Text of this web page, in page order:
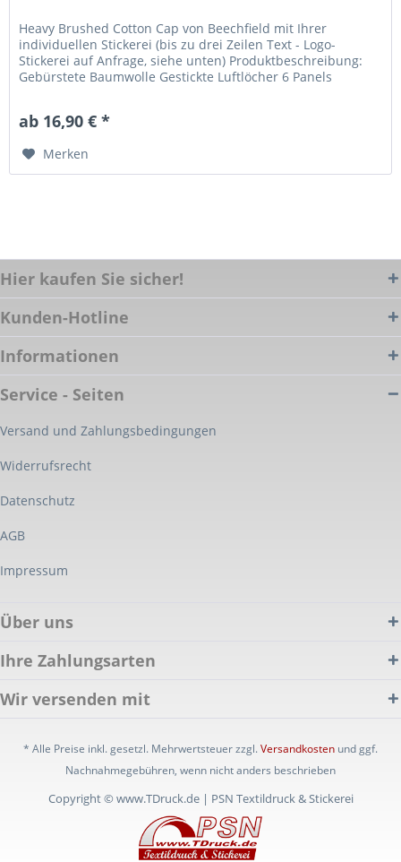
Heavy Brushed Cotton Cap von Beechfield mit Ihrer
individuellen Stickerei (bis zu drei Zeilen Text - Logo-
Stickerei auf Anfrage, siehe unten) Produktbeschreibung:
Gebürstete Baumwolle Gestickte Luftlöcher 6 Panels
ab 16,90 € *
Merken
Hier kaufen Sie sicher!
Kunden-Hotline
Informationen
Service - Seiten
Versand und Zahlungsbedingungen
Widerrufsrecht
Datenschutz
AGB
Impressum
Über uns
Ihre Zahlungsarten
Wir versenden mit
* Alle Preise inkl. gesetzl. Mehrwertsteuer zzgl.Versandkosten und ggf.
Nachnahmegebühren, wenn nicht anders beschrieben
Copyright © www.TDruck.de | PSN Textildruck & Stickerei